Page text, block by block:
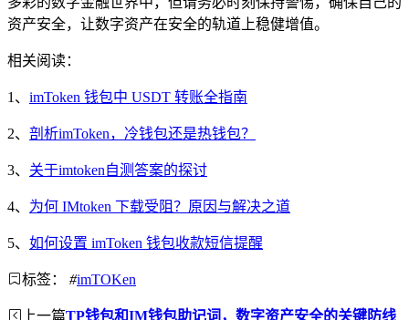
资产安全，让数字资产在安全的轨道上稳健增值。
相关阅读：
1、 imToken 钱包中 USDT 转账全指南
2、 剖析imToken，冷钱包还是热钱包？
3、 关于imtoken自测答案的探讨
4、 为何 IMtoken 下载受阻？原因与解决之道
5、 如何设置 imToken 钱包收款短信提醒
标签： #imTOKen
上一篇TP钱包和IM钱包助记词，数字资产安全的关键防线